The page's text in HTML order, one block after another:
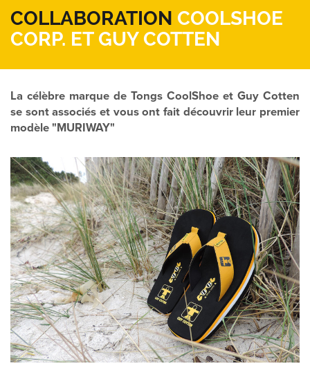
COLLABORATION COOLSHOE
CORP. ET GUY COTTEN
La célèbre marque de Tongs CoolShoe et Guy Cotten
se sont associés et vous ont fait découvrir leur premier
modèle "MURIWAY"